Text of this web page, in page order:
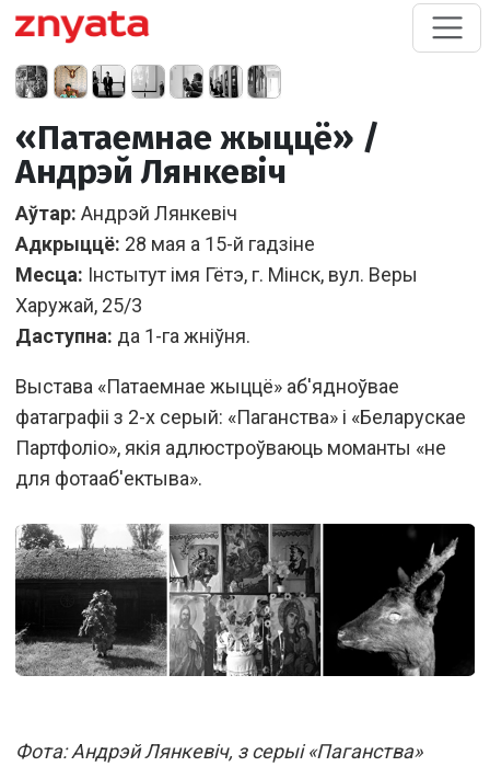
«Патаемнае жыццё» /
Андрэй Лянкевіч
Аўтар: Андрэй Лянкевіч
Адкрыццё: 28 мая а 15-й гадзіне
Месца: Інстытут імя Гётэ, г. Мінск, вул. Веры
Харужай, 25/3
Даступна: да 1-га жніўня.
Выстава «Патаемнае жыццё» аб'ядноўвае
фатаграфіі з 2-х серый: «Паганства» і «Беларускае
Партфоліо», якія адлюстроўваюць моманты «не
для фотааб'ектыва».
Фота: Андрэй Лянкевіч, з серыі «Паганства»